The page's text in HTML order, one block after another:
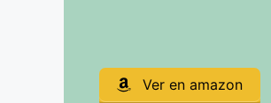
Ver en amazon